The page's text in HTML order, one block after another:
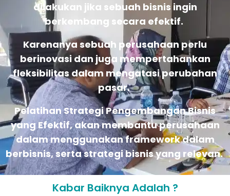
dilakukan jika sebuah bisnis ingin
berkembang secara efektif.
Karenanya sebuah perusahaan perlu
berinovasi dan juga mempertahankan
fleksibilitas dalam mengatasi perubahan
pasar.
Pelatihan Strategi Pengembangan Bisnis
yang Efektif, akan membantu perusahaan
dalam menggunakan framework dalam
berbisnis, serta strategi bisnis yang relevan.
Kabar Baiknya Adalah ?